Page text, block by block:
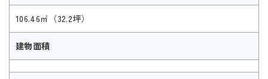
106.46㎡（32.2坪）
建物面積